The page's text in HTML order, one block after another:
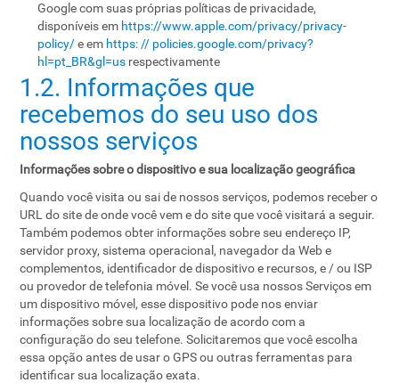
Google com suas próprias políticas de privacidade,
disponíveis em https://www.apple.com/privacy/privacy-
policy/e em https: // policies.google.com/privacy?
hl=pt_BR&gl=us respectivamente
1.2. Informações que
recebemos do seu uso dos
nossos serviços
Informações sobre o dispositivo e sua localização geográfica
Quando você visita ou sai de nossos serviços, podemos receber o
URL do site de onde você vem e do site que você visitará a seguir.
Também podemos obter informações sobre seu endereço IP,
servidor proxy, sistema operacional, navegador da Web e
complementos, identificador de dispositivo e recursos, e / ou ISP
ou provedor de telefonia móvel. Se você usa nossos Serviços em
um dispositivo móvel, esse dispositivo pode nos enviar
informações sobre sua localização de acordo com a
configuração do seu telefone. Solicitaremos que você escolha
essa opção antes de usar o GPS ou outras ferramentas para
identificar sua localização exata.